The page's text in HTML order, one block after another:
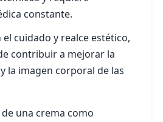
constante.
cuidado y realce estético,
contribuir a mejorar la
la imagen corporal de las
una crema como